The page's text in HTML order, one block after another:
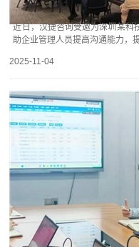
近日，汉捷咨询受邀为深圳某科
助企业管理人员提高沟通能力，
2025-11-04